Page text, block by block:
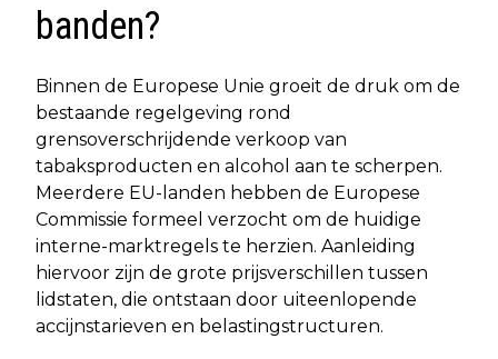
banden?
Binnen de Europese Unie groeit de druk om de
bestaande regelgeving rond
grensoverschrijdende verkoop van
tabaksproducten en alcohol aan te scherpen.
Meerdere EU-landen hebben de Europese
Commissie formeel verzocht om de huidige
interne-marktregels te herzien. Aanleiding
hiervoor zijn de grote prijsverschillen tussen
lidstaten, die ontstaan door uiteenlopende
accijnstarieven en belastingstructuren.